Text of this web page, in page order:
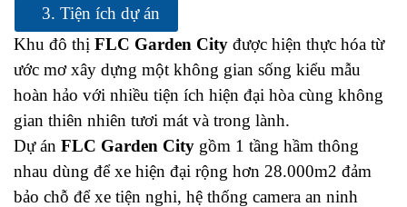
3. Tiện ích dự án
Khu đô thị FLC Garden City được hiện thực hóa từ
ước mơ xây dựng một không gian sống kiểu mẫu
hoàn hảo với nhiều tiện ích hiện đại hòa cùng không
gian thiên nhiên tươi mát và trong lành.
Dự án FLC Garden City gồm 1 tầng hầm thông
nhau dùng để xe hiện đại rộng hơn 28.000m2 đảm
bảo chỗ để xe tiện nghi, hệ thống camera an ninh